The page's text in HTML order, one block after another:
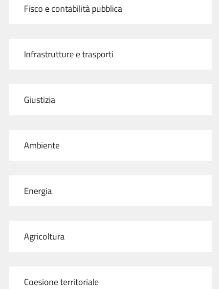
Fisco e contabilità pubblica
Infrastrutture e trasporti
Giustizia
Ambiente
Energia
Agricoltura
Coesione territoriale